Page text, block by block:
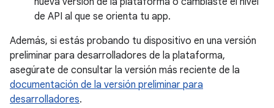
de API al que se orienta tu app.
Además, si estás probando tu dispositivo en una versión
preliminar para desarrolladores de la plataforma,
asegúrate de consultar la versión más reciente de la
documentación de la versión preliminar para
desarrolladores.